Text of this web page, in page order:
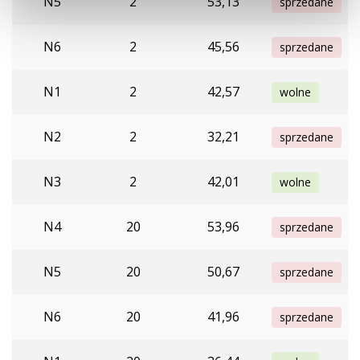
N6 2 45,56 sprzedane
N1 2 42,57 wolne
N2 2 32,21 sprzedane
N3 2 42,01 wolne
N4 20 53,96 sprzedane
N5 20 50,67 sprzedane
N6 20 41,96 sprzedane